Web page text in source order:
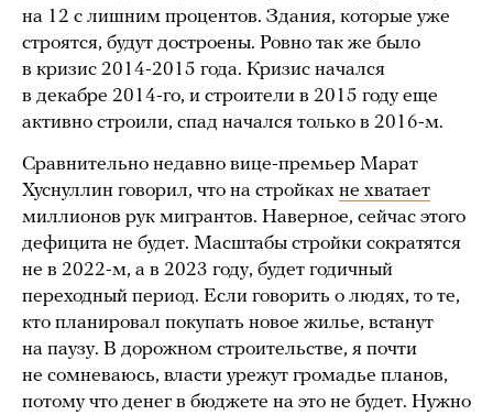
на 12 с лишним процентов. Здания, которые уже
строятся, будут достроены. Ровно так же было
в кризис 2014-2015 года. Кризис начался
в декабре 2014-го, и строители в 2015 году еще
активно строили, спад начался только в 2016-м.
Сравнительно недавно вице-премьер Марат
Хуснуллин говорил, что на стройках не хватает
миллионов рук мигрантов. Наверное, сейчас этого
дефицита не будет. Масштабы стройки сократятся
не в 2022-м, а в 2023 году, будет годичный
переходный период. Если говорить о людях, то те,
кто планировал покупать новое жилье, встанут
на паузу. В дорожном строительстве, я почти
не сомневаюсь, власти урежут громадье планов,
потому что денег в бюджете на это не будет. Нужно